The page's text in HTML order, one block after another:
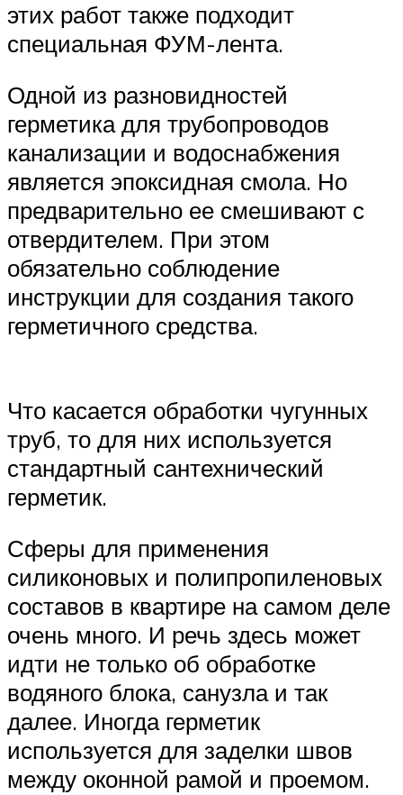
этих работ также подходит
специальная ФУМ-лента.
Одной из разновидностей
герметика для трубопроводов
канализации и водоснабжения
является эпоксидная смола. Но
предварительно ее смешивают с
отвердителем. При этом
обязательно соблюдение
инструкции для создания такого
герметичного средства.
Что касается обработки чугунных
труб, то для них используется
стандартный сантехнический
герметик.
Сферы для применения
силиконовых и полипропиленовых
составов в квартире на самом деле
очень много. И речь здесь может
идти не только об обработке
водяного блока, санузла и так
далее. Иногда герметик
используется для заделки швов
между оконной рамой и проемом.